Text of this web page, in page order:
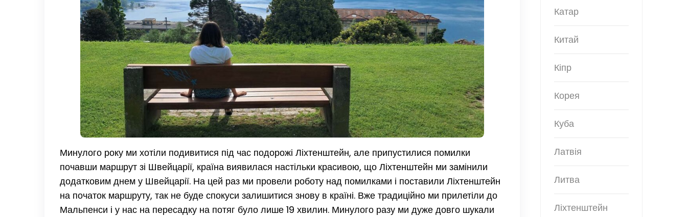
Минулого року ми хотіли подивитися під час подорожі Ліхтенштейн, але припустилися помилки
почавши маршрут зі Швейцарії, країна виявилася настільки красивою, що Ліхтенштейн ми замінили
додатковим днем у Швейцарії. На цей раз ми провели роботу над помилками і поставили Ліхтенштейн
на початок маршруту, так не буде спокуси залишитися знову в країні. Вже традиційно ми прилетіли до
Мальпенси і у нас на пересадку на потяг було лише 19 хвилин. Минулого разу ми дуже довго шукали
Катар
Китай
Кіпр
Корея
Куба
Латвія
Литва
Ліхтенштейн